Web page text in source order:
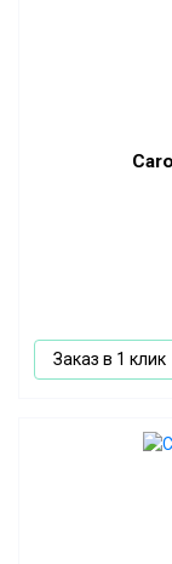
Заказ в 1 клик